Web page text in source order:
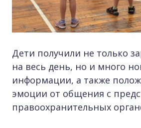
Дети получили не только
на весь день, но и много
информации, а также
эмоции от общения с
правоохранительных